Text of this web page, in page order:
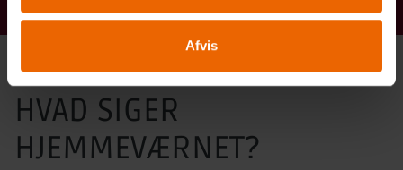
Afvis
HVAD SIGER
HJEMMEVÆRNET?